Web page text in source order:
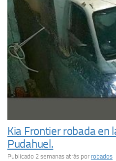
Kia Frontier robada en
Pudahuel.
Publicado 2 semanas atrás por robados